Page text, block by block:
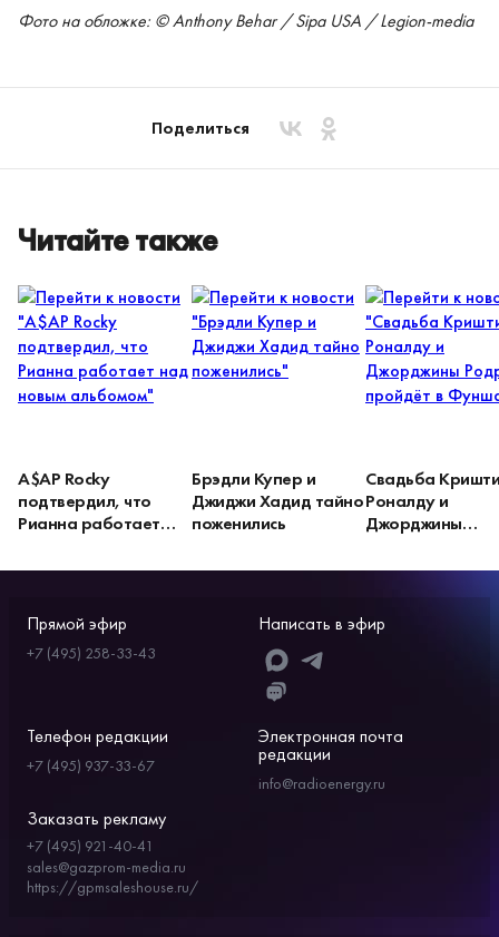
Фото на обложке: © Anthony Behar / Sipa USA / Legion-media
Поделиться
Читайте также
A$AP Rocky
подтвердил, что
Рианна работает
Брэдли Купер и
Джиджи Хадид тайно
поженились
Свадьба
Роналду и
Джорджины
Фуншале
Прямой эфир
+7 (495) 258-33-43
Написать в эфир
Телефон редакции
+7 (495) 937-33-67
Электронная почта
редакции
info@radioenergy.ru
Заказать рекламу
+7 (495) 921-40-41
sales@gazprom-media.ru
https://gpmsaleshouse.ru/